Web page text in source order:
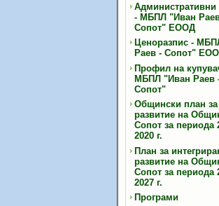
Административни
- МБПЛ "Иван
Сопот" ЕООД
Ценоразпис -
Раев - Сопот"
Профил на
МБПЛ "Иван Раев
Сопот"
Общински план за
развитие на
Сопот за периода
2020 г.
План за
развитие на
Сопот за периода
2027 г.
Програми